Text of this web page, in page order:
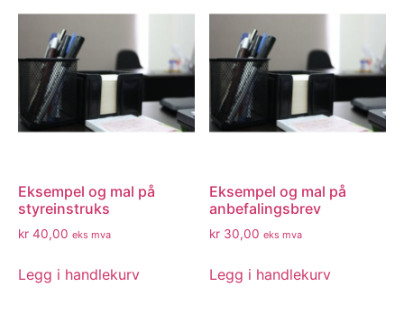
Eksempel og mal på
styreinstruks
kr 40,00 eks mva
Legg i handlekurv
Eksempel og mal på
anbefalingsbrev
kr 30,00 eks mva
Legg i handlekurv